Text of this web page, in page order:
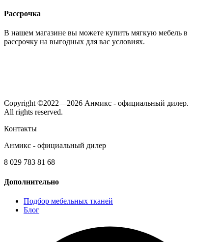
Рассрочка
В нашем магазине вы можете купить мягкую мебель в
рассрочку на выгодных для вас условиях.
Copyright ©2022—2026 Анмикс - официальный дилер.
All rights reserved.
Контакты
Анмикс - официальный дилер
8 029 783 81 68
Дополнительно
Подбор мебельных тканей
Блог